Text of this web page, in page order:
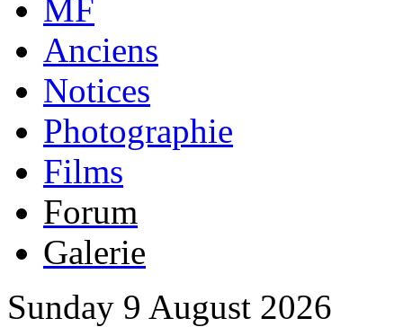
MF
Anciens
Notices
Photographie
Films
Forum
Galerie
Sunday 9 August 2026